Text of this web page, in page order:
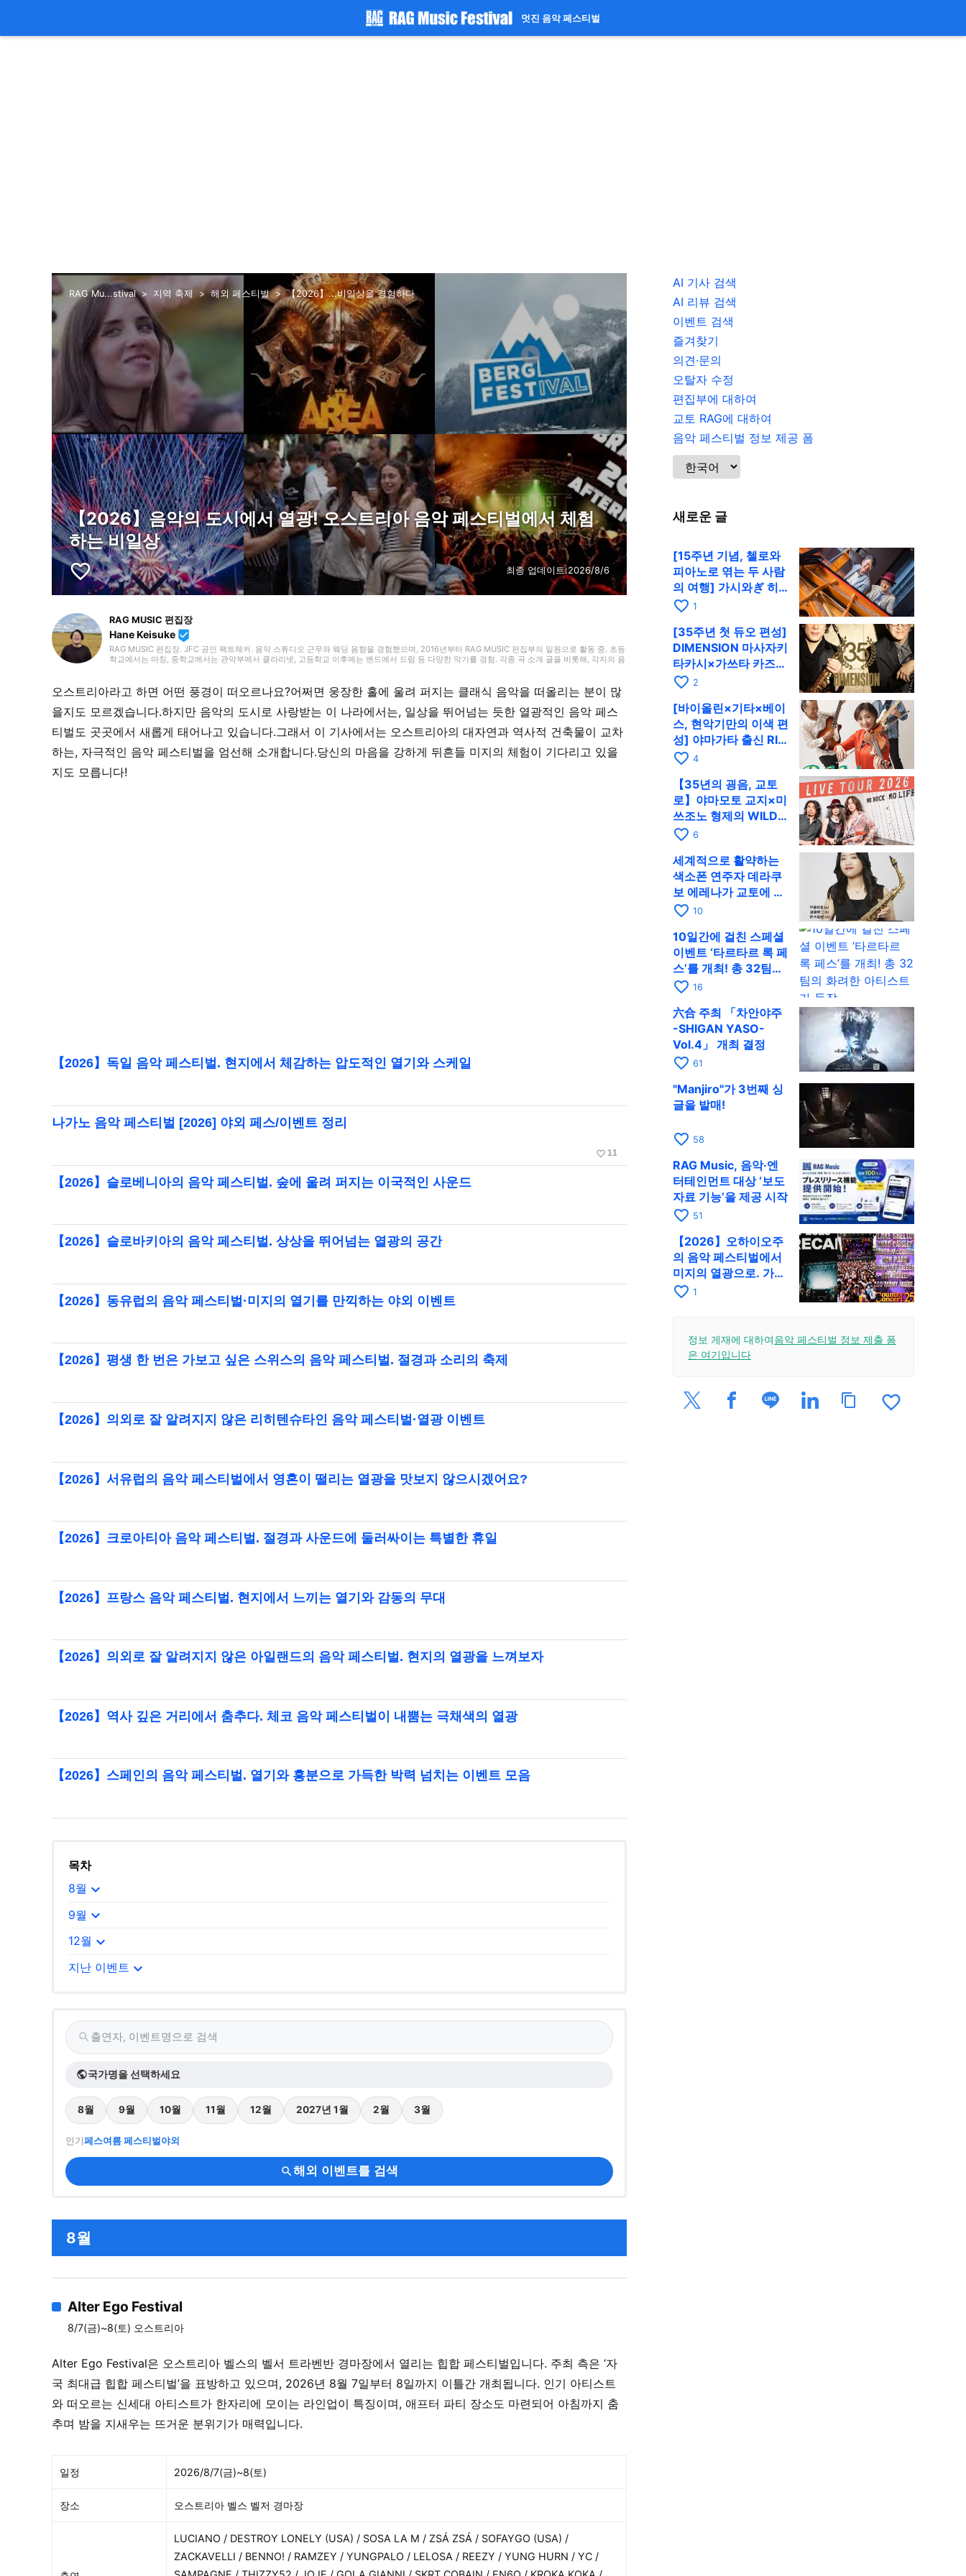
멋진 음악 페스티벌
RAG Mu...stival 지역 축제 해외 페스티벌 【2026】...비일상을 경험하다
【2026】음악의 도시에서 열광! 오스트리아 음악 페스티벌에서 체험
하는 비일상
favorite_border 최종 업데이트:2026/8/6
RAG MUSIC 편집장
Hane Keisuke beenhere
RAG MUSIC 편집장. JFC 공인 팩트체커. 음악 스튜디오 근무와 웨딩 음향을 경험했으며, 2016년부터 RAG MUSIC 편집부의 일원으로 활동 중. 초등
학교에서는 마칭, 중학교에서는 관악부에서 클라리넷, 고등학교 이후에는 밴드에서 드럼 등 다양한 악기를 경험. 각종 곡 소개 글을 비롯해, 각지의 음
오스트리아라고 하면 어떤 풍경이 떠오르나요?어쩌면 웅장한 홀에 울려 퍼지는 클래식 음악을 떠올리는 분이 많
을지도 모르겠습니다.하지만 음악의 도시로 사랑받는 이 나라에서는, 일상을 뛰어넘는 듯한 열광적인 음악 페스
티벌도 곳곳에서 새롭게 태어나고 있습니다.그래서 이 기사에서는 오스트리아의 대자연과 역사적 건축물이 교차
하는, 자극적인 음악 페스티벌을 엄선해 소개합니다.당신의 마음을 강하게 뒤흔들 미지의 체험이 기다리고 있을
지도 모릅니다!
【2026】독일 음악 페스티벌. 현지에서 체감하는 압도적인 열기와 스케일
나가노 음악 페스티벌 [2026] 야외 페스/이벤트 정리
favorite_border 11
【2026】슬로베니아의 음악 페스티벌. 숲에 울려 퍼지는 이국적인 사운드
【2026】슬로바키아의 음악 페스티벌. 상상을 뛰어넘는 열광의 공간
【2026】동유럽의 음악 페스티벌·미지의 열기를 만끽하는 야외 이벤트
【2026】평생 한 번은 가보고 싶은 스위스의 음악 페스티벌. 절경과 소리의 축제
【2026】의외로 잘 알려지지 않은 리히텐슈타인 음악 페스티벌·열광 이벤트
【2026】서유럽의 음악 페스티벌에서 영혼이 떨리는 열광을 맛보지 않으시겠어요?
【2026】크로아티아 음악 페스티벌. 절경과 사운드에 둘러싸이는 특별한 휴일
【2026】프랑스 음악 페스티벌. 현지에서 느끼는 열기와 감동의 무대
【2026】의외로 잘 알려지지 않은 아일랜드의 음악 페스티벌. 현지의 열광을 느껴보자
【2026】역사 깊은 거리에서 춤추다. 체코 음악 페스티벌이 내뿜는 극채색의 열광
【2026】스페인의 음악 페스티벌. 열기와 흥분으로 가득한 박력 넘치는 이벤트 모음
목차
8월 expand_more
9월 expand_more
12월 expand_more
지난 이벤트 expand_more
search 출연자, 이벤트명으로 검색
public국가명을 선택하세요
8월 9월 10월 11월 12월 2027년 1월 2월 3월
인기페스여름 페스티벌야외
search해외 이벤트를 검색
8월
Alter Ego Festival
8/7(금)~8(토) 오스트리아
Alter Ego Festival은 오스트리아 벨스의 벨서 트라벤반 경마장에서 열리는 힙합 페스티벌입니다. 주최 측은 ‘자
국 최대급 힙합 페스티벌’을 표방하고 있으며, 2026년 8월 7일부터 8일까지 이틀간 개최됩니다. 인기 아티스트
와 떠오르는 신세대 아티스트가 한자리에 모이는 라인업이 특징이며, 애프터 파티 장소도 마련되어 아침까지 춤
추며 밤을 지새우는 뜨거운 분위기가 매력입니다.
일정 2026/8/7(금)~8(토)
장소 오스트리아 벨스 벨저 경마장
LUCIANO / DESTROY LONELY (USA) / SOSA LA M / ZSÁ ZSÁ / SOFAYGO (USA) /
ZACKAVELLI / BENNO! / RAMZEY / YUNGPALO / LELOSA / REEZY / YUNG HURN / YC /
AI 기사 검색
AI 리뷰 검색
이벤트 검색
즐겨찾기
의견·문의
오탈자 수정
편집부에 대하여
교토 RAG에 대하여
음악 페스티벌 정보 제공 폼
새로운 글
[15주년 기념, 첼로와
피아노로 엮는 두 사람
의 여행] 가시와ぎ 히
로키 & 미쓰다 겐이치
RAG로
favorite_border 1
[35주년 첫 듀오 편성]
DIMENSION 마사자키
타카시×가쓰타 카즈키
가 10월 11일 교토
favorite_border 2
[바이올린×기타×베이
스, 현악기만의 이색 편
성] 야마가타 출신 RIM
이 첫 전국 투어로 8월
favorite_border 4
【35년의 굉음, 교토
로】야마모토 교지×미
쓰조노 형제의 WILD
FLAG가 8월 6일 RAG
favorite_border 6
세계적으로 활약하는
색소폰 연주자 데라쿠
보 에레나가 교토에 온
다! 콰르텟 투어 교토
개최
favorite_border 10
10일간에 걸친 스페셜
이벤트 ‘타르타르 록 페
스’를 개최! 총 32팀의
화려한 아티스트가 등
favorite_border 16
六合 주최 「차안야주
-SHIGAN YASO-
Vol.4」 개최 결정
favorite_border 61
"Manjiro"가 3번째 싱
글을 발매!
favorite_border 58
RAG Music, 음악·엔
터테인먼트 대상 ‘보도
자료 기능’을 제공 시작
favorite_border 51
【2026】오하이오주
의 음악 페스티벌에서
미지의 열광으로. 가슴
설레는 야외 이벤트
favorite_border 1
정보 게재에 대하여음악 페스티벌 정보 제출 폼
은 여기입니다
content_copy favorite_border